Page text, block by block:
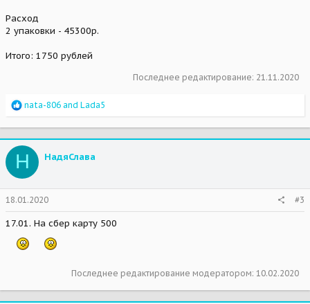
Расход
2 упаковки - 45300р.
Итого: 1750 рублей
Последнее редактирование: 21.11.2020
R
a
c
t
i
o
n
s
:
nata-806 and Lada5
Н НадяСлава
18.01.2020 #3
17.01. На сбер карту 500
Последнее редактирование модератором: 10.02.2020